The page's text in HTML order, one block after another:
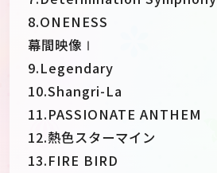
8.ONENESS
幕間映像Ⅰ
9.Legendary
10.Shangri-La
11.PASSIONATE ANTHEM
12.熱色スターマイン
13.FIRE BIRD